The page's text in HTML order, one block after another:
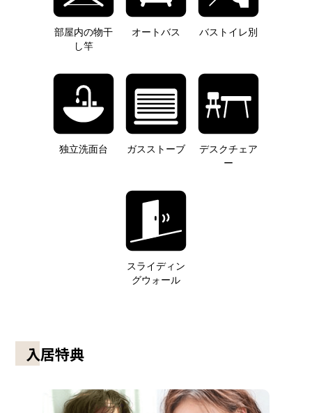
部屋内の物干
し竿
オートバス バストイレ別
独立洗面台 ガスストーブ
デスクチェア
ー
スライディン
グウォール
入居特典